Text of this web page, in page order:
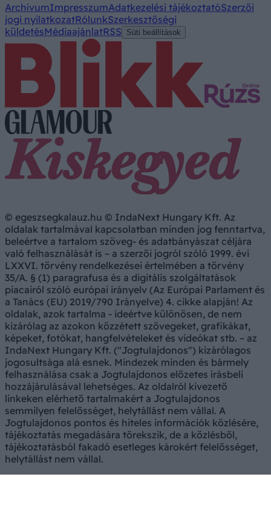
ArchívumImpresszumAdatkezelési tájékoztatóSzerzői
jogi nyilatkozatRólunkSzerkesztőségi
küldetésMédiaajánlatRSS Süti beállítások
© egeszsegkalauz.hu © IndaNext Hungary Kft. Az
oldalak tartalmával kapcsolatban minden jog fenntartva,
beleértve a tartalom szöveg- és adatbányászat céljára
való felhasználását is – a szerzői jogról szóló 1999. évi
LXXVI. törvény rendelkezései értelmében a törvény
35/A. § (1) paragrafusa és a digitális szolgáltatások
piacairól szóló európai irányelv (Az Európai Parlament és
a Tanács (EU) 2019/790 Irányelve) 4. cikke alapján! Az
oldalak, azok tartalma - ideértve különösen, de nem
kizárólag az azokon közzétett szövegeket, grafikákat,
képeket, fotókat, hangfelvételeket és videókat stb. – az
IndaNext Hungary Kft. ("Jogtulajdonos") kizárólagos
jogosultsága alá esnek. Mindezek minden és bármely
felhasználása csak a Jogtulajdonos előzetes írásbeli
hozzájárulásával lehetséges. Az oldalról kivezető
linkeken elérhető tartalmakért a Jogtulajdonos
semmilyen felelősséget, helytállást nem vállal. A
Jogtulajdonos pontos és hiteles információk közlésére,
tájékoztatás megadására törekszik, de a közlésből,
tájékoztatásból fakadó esetleges károkért felelősséget,
helytállást nem vállal.